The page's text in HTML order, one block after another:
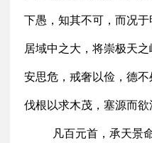
下愚，知其不可，而况
居域中之大，将崇极天
安思危，戒奢以俭，德
伐根以求木茂，塞源而欲
凡百元首，承天景